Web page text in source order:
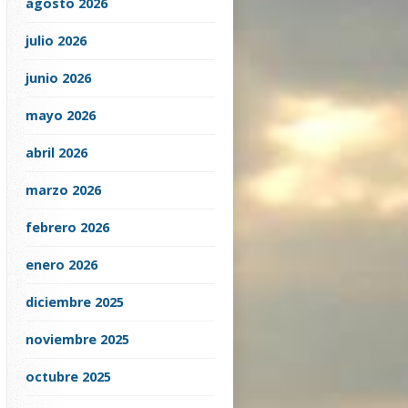
julio 2026
junio 2026
mayo 2026
abril 2026
marzo 2026
febrero 2026
enero 2026
diciembre 2025
noviembre 2025
octubre 2025